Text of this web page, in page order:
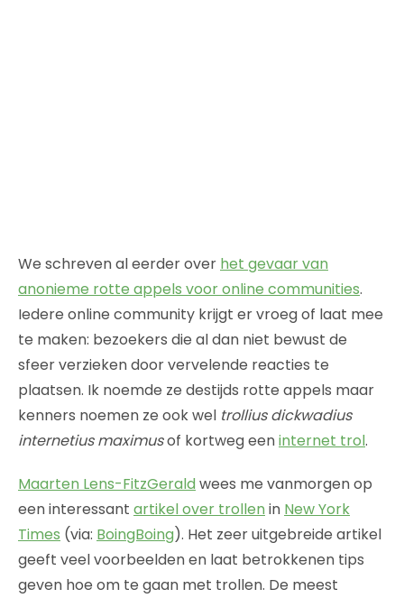
We schreven al eerder over het gevaar van
anonieme rotte appels voor online communities.
Iedere online community krijgt er vroeg of laat mee
te maken: bezoekers die al dan niet bewust de
sfeer verzieken door vervelende reacties te
plaatsen. Ik noemde ze destijds rotte appels maar
kenners noemen ze ook wel trollius dickwadius
internetius maximusof kortweg eeninternet trol.
Maarten Lens-FitzGerald wees me vanmorgen op
een interessant artikel over trollen in New York
Times (via: BoingBoing). Het zeer uitgebreide artikel
geeft veel voorbeelden en laat betrokkenen tips
geven hoe om te gaan met trollen. De meest